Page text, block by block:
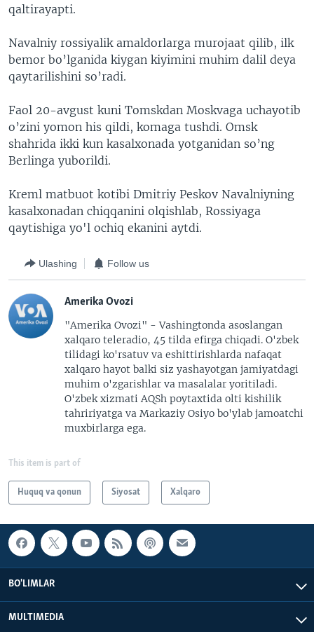
qaltirayapti.
Navalniy rossiyalik amaldorlarga murojaat qilib, ilk
bemor bo’lganida kiygan kiyimini muhim dalil deya
qaytarilishini so’radi.
Faol 20-avgust kuni Tomskdan Moskvaga uchayotib
o’zini yomon his qildi, komaga tushdi. Omsk
shahrida ikki kun kasalxonada yotganidan so’ng
Berlinga yuborildi.
Kreml matbuot kotibi Dmitriy Peskov Navalniyning
kasalxonadan chiqqanini olqishlab, Rossiyaga
qaytishiga yo'l ochiq ekanini aytdi.
Ulashing Follow us
Amerika Ovozi
"Amerika Ovozi" - Vashingtonda asoslangan
xalqaro teleradio, 45 tilda efirga chiqadi. O'zbek
tilidagi ko'rsatuv va eshittirishlarda nafaqat
xalqaro hayot balki siz yashayotgan jamiyatdagi
muhim o'zgarishlar va masalalar yoritiladi.
O'zbek xizmati AQSh poytaxtida olti kishilik
tahririyatga va Markaziy Osiyo bo'ylab jamoatchi
muxbirlarga ega.
This item is part of
Huquq va qonun Siyosat Xalqaro
BO'LIMLAR
MULTIMEDIA